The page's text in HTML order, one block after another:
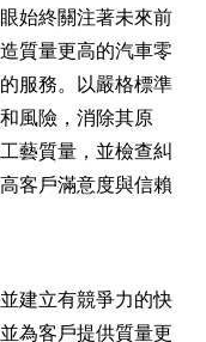
始終關注著未來前
質量更高的汽車零
服務。以嚴格標準
風險，消除其原
藝質量，並檢查糾
客戶滿意度與信賴
建立有競爭力的快
為客戶提供質量更